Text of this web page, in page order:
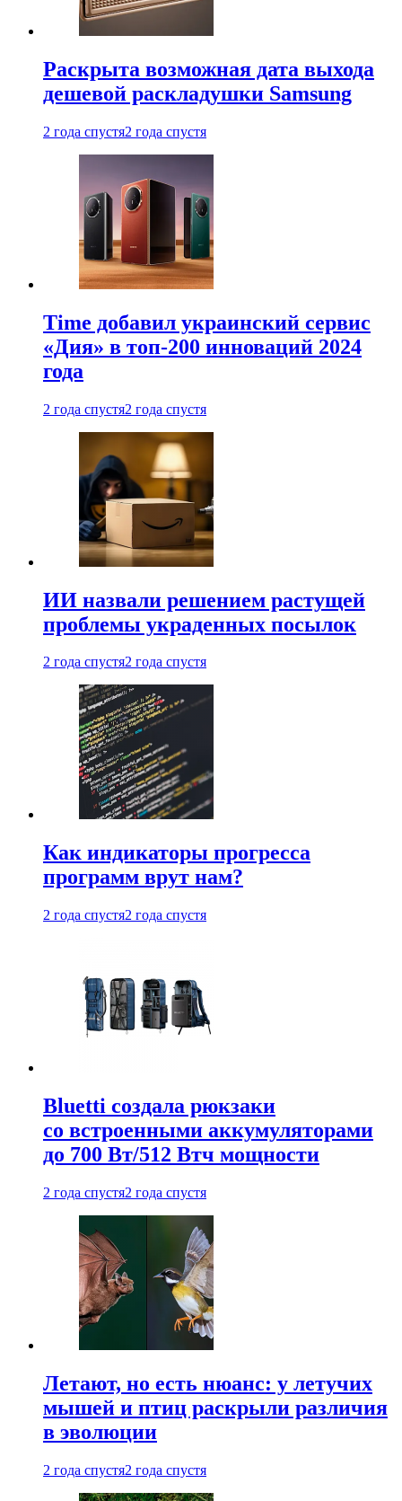
Раскрыта возможная дата выхода
дешевой раскладушки Samsung
2 года спустя2 года спустя
Time добавил украинский сервис
«Дия» в топ-200 инноваций 2024
года
2 года спустя2 года спустя
ИИ назвали решением растущей
проблемы украденных посылок
2 года спустя2 года спустя
Как индикаторы прогресса
программ врут нам?
2 года спустя2 года спустя
Bluetti создала рюкзаки
со встроенными аккумуляторами
до 700 Вт/512 Втч мощности
2 года спустя2 года спустя
Летают, но есть нюанс: у летучих
мышей и птиц раскрыли различия
в эволюции
2 года спустя2 года спустя